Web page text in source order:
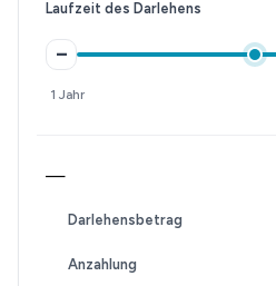
Laufzeit des Darlehens
–
1 Jahr
—
Darlehensbetrag
Anzahlung